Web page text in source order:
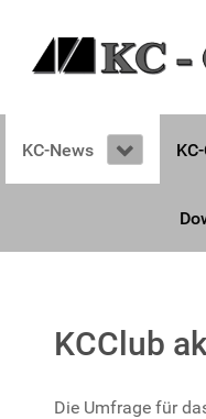
KC-News
KCClub
Die Umfrage für